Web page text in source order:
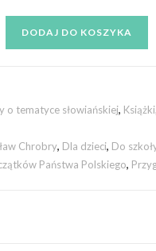
DODAJ DO KOSZYKA
o tematyce słowiańskiej,
Chrobry, Dla dzieci, Do
Państwa Polskiego,